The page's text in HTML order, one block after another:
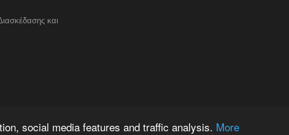
social media features and traffic analysis. More
και